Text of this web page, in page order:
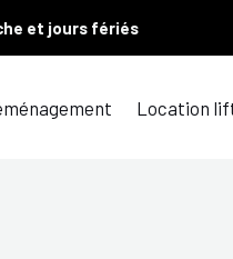
et jours fériés
Location